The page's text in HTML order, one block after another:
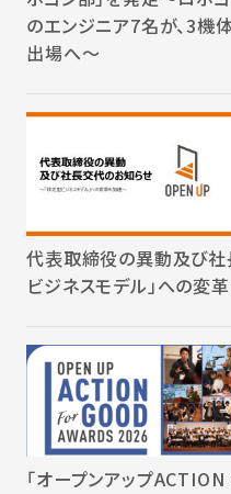
のエンジニア7名が、3機
出場へ～
代表取締役の異動及び社
ビジネスモデル」への変
「オープンアップ